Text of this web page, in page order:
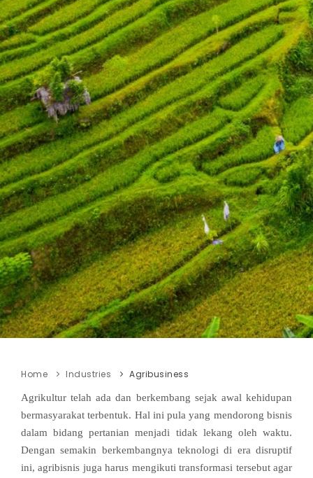
Home Industries Agribusiness
Agrikultur telah ada dan berkembang sejak awal kehidupan
bermasyarakat terbentuk. Hal ini pula yang mendorong bisnis
dalam bidang pertanian menjadi tidak lekang oleh waktu.
Dengan semakin berkembangnya teknologi di era disruptif
ini, agribisnis juga harus mengikuti transformasi tersebut agar